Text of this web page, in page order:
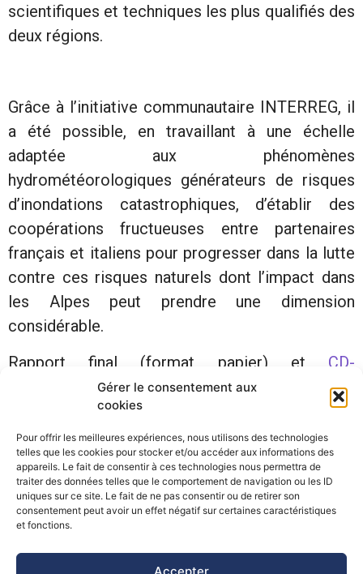
Gérer le consentement aux
cookies
Pour offrir les meilleures expériences, nous utilisons des technologies
telles que les cookies pour stocker et/ou accéder aux informations des
appareils. Le fait de consentir à ces technologies nous permettra de
traiter des données telles que le comportement de navigation ou les ID
uniques sur ce site. Le fait de ne pas consentir ou de retirer son
consentement peut avoir un effet négatif sur certaines caractéristiques
et fonctions.
Accepter
scientifiques et techniques les plus qualifiés des
deux régions.
Grâce à l’initiative communautaire INTERREG, il
a été possible, en travaillant à une échelle
adaptée aux phénomènes
hydrométéorologiques générateurs de risques
d’inondations catastrophiques, d’établir des
coopérations fructueuses entre partenaires
français et italiens pour progresser dans la lutte
contre ces risques naturels dont l’impact dans
les Alpes peut prendre une dimension
considérable.
Rapport final (format papier) et CD-
disponibles sur demande (formulaire ci-
©Pôle Alpin d’études et de recherche pour la prévention des